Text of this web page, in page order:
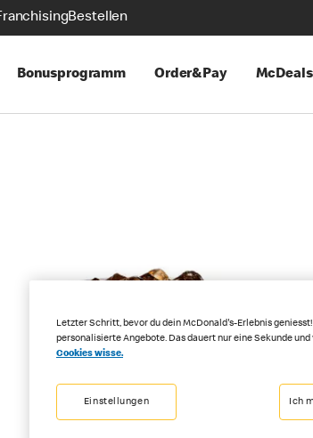
Bestellen
Bonusprogramm Order&Pay
Letzter Schritt, bevor du dein McDonald's-Erlebnis
personalisierte Angebote. Das dauert nur eine Sekunde
Cookies wisse.
Einstellungen Ich